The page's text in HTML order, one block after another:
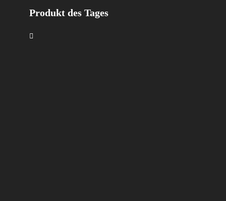
Produkt des Tages